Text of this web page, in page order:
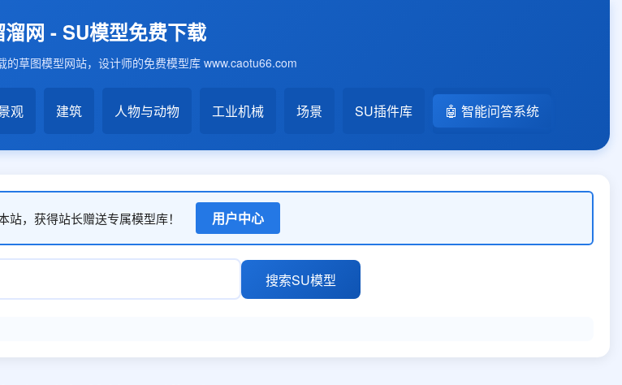
溜网 - SU模型免费下载
的草图模型网站，设计师的免费模型库 www.caotu66.com
观 建筑 人物与动物 工业机械 场景 SU插件库 🤖 智能问答系统
站，获得站长赠送专属模型库！ 用户中心
搜索SU模型